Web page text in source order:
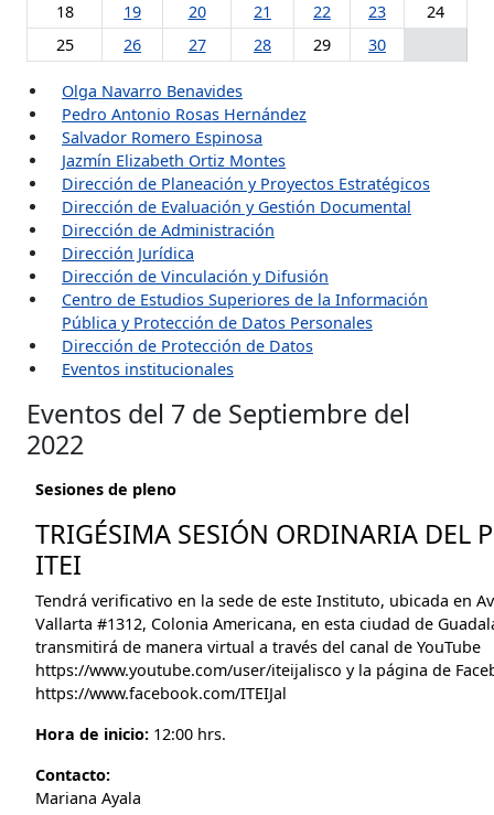
18
19 20 21 22 23
24
25
26 27 28 29 30
Olga Navarro Benavides
Pedro Antonio Rosas Hernández
Salvador Romero Espinosa
Jazmín Elizabeth Ortiz Montes
Dirección de Planeación y Proyectos Estratégicos
Dirección de Evaluación y Gestión Documental
Dirección de Administración
Dirección Jurídica
Dirección de Vinculación y Difusión
Centro de Estudios Superiores de la Información
Pública y Protección de Datos Personales
Dirección de Protección de Datos
Eventos institucionales
Eventos del 7 de Septiembre del
2022
Sesiones de pleno
TRIGÉSIMA SESIÓN ORDINARIA DEL
ITEI
Tendrá verificativo en la sede de este Instituto, ubicada en
Vallarta #1312, Colonia Americana, en esta ciudad de
transmitirá de manera virtual a través del canal de YouTube
https://www.youtube.com/user/iteijalisco y la página de
https://www.facebook.com/ITEIJal
Hora de inicio: 12:00 hrs.
Contacto:
Mariana Ayala